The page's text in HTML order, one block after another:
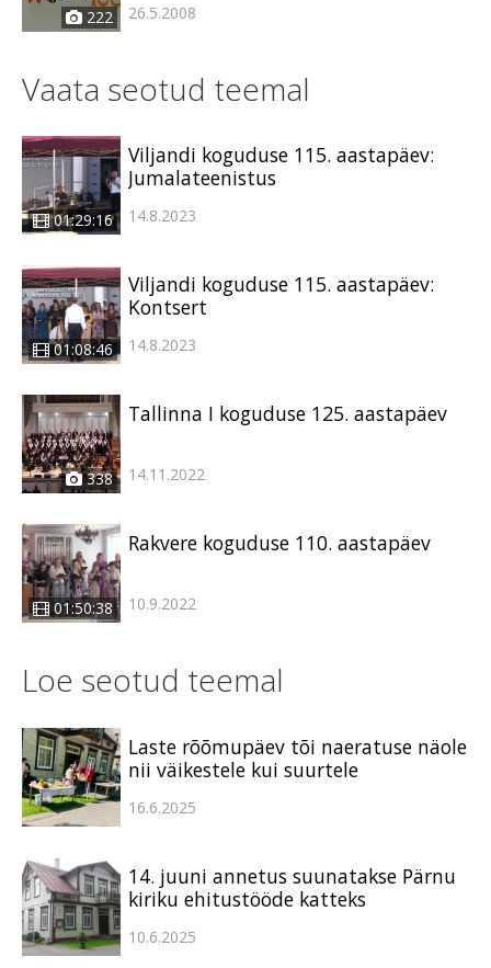
222 26.5.2008
Vaata seotud teemal
01:29:16
Viljandi koguduse 115. aastapäev:
Jumalateenistus
14.8.2023
01:08:46
Viljandi koguduse 115. aastapäev:
Kontsert
14.8.2023
338
Tallinna I koguduse 125. aastapäev
14.11.2022
01:50:38
Rakvere koguduse 110. aastapäev
10.9.2022
Loe seotud teemal
Laste rõõmupäev tõi naeratuse näole
nii väikestele kui suurtele
16.6.2025
14. juuni annetus suunatakse Pärnu
kiriku ehitustööde katteks
10.6.2025